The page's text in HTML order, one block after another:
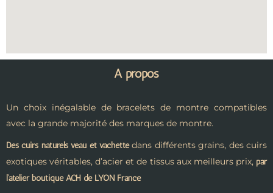
A propos
Un choix inégalable de bracelets de montre compatibles
avec la grande majorité des marques de montre.
Des cuirs naturels veau et vachettedans différents grains, des cuirs
exotiques véritables, d’acier et de tissus aux meilleurs prix, par
l’atelier boutique ACH de LYON France